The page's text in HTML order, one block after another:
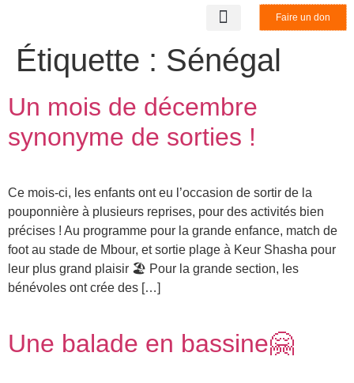
Faire un don
Étiquette : Sénégal
Un mois de décembre
synonyme de sorties !
Ce mois-ci, les enfants ont eu l’occasion de sortir de la
pouponnière à plusieurs reprises, pour des activités bien
précises ! Au programme pour la grande enfance, match de
foot au stade de Mbour, et sortie plage à Keur Shasha pour
leur plus grand plaisir 🏖️ Pour la grande section, les
bénévoles ont crée des […]
Une balade en bassine🤗